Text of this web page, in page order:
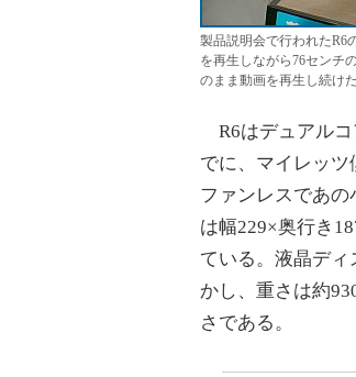
製品説明会で行われたR6
を再生しながら76センチ
のまま動画を再生し続けた
R6はデュアルコ
でに、マイレッツ
ファンレスであ
は幅229×奥行き
ている。液晶デ
かし、重さは約
さである。